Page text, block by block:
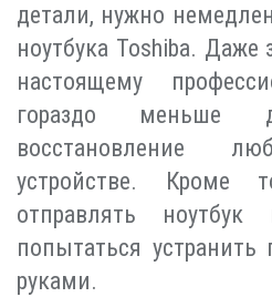
детали, нужно
ноутбука Toshiba. Даже
настоящему
гораздо меньше
восстановление
устройстве. Кроме
отправлять
попытаться
руками.